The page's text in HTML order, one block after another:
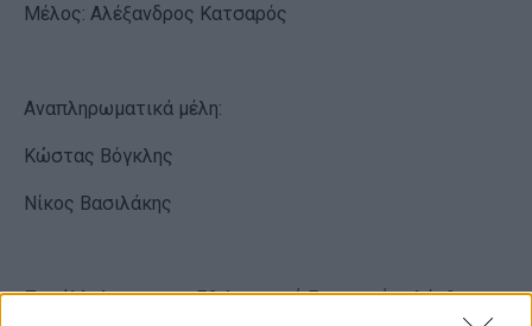
Μέλος: Αλέξανδρος Κατσαρός
Αναπληρωματικά μέλη:
Κώστας Βόγκλης
Νίκος Βασιλάκης
Παράλληλα, για την Εξελεγκτική Επιτροπή εκλέχθηκαν